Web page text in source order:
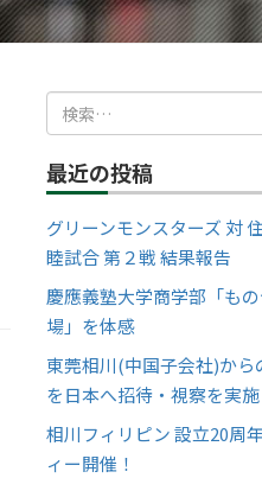
索:
最近の投稿
グリーンモンスターズ 対
睦試合 第２戦 結果報告
慶應義塾大学商学部「も
場」を体感
東莞相川(中国子会社)から
を日本へ招待・視察を実施
相川フィリピン 設立20周
ィー開催！